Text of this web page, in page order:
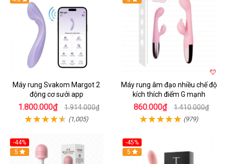
Máy rung Svakom Margot 2
động cơ sưởi app
1.800.000₫ 1.914.000₫
(1,005)
Máy rung âm đạo nhiều chế độ
kích thích điểm G mạnh
860.000₫ 1.410.000₫
(979)
-44%
Hot
5
-45%
Hot
5